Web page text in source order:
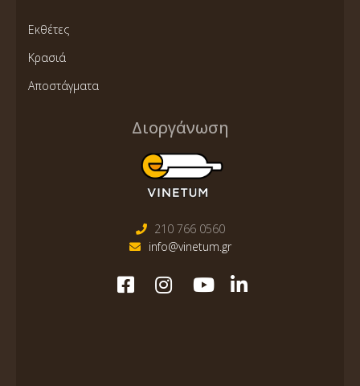
Εκθέτες
Κρασιά
Αποστάγματα
Διοργάνωση
210 766 0560
info@vinetum.gr